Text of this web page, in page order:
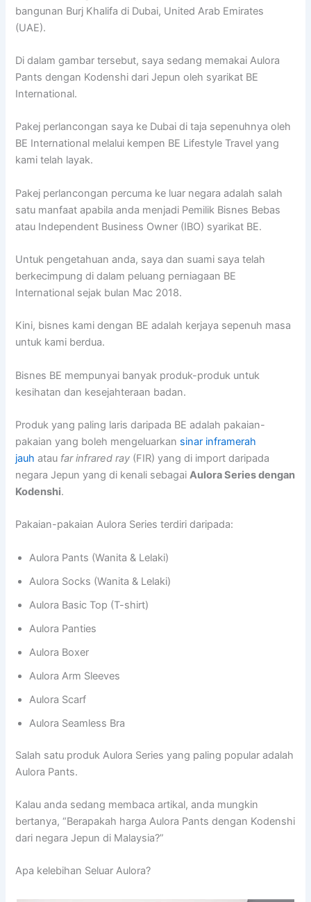
bangunan Burj Khalifa di Dubai, United Arab Emirates
(UAE).
Di dalam gambar tersebut, saya sedang memakai Aulora
Pants dengan Kodenshi dari Jepun oleh syarikat BE
International.
Pakej perlancongan saya ke Dubai di taja sepenuhnya oleh
BE International melalui kempen BE Lifestyle Travel yang
kami telah layak.
Pakej perlancongan percuma ke luar negara adalah salah
satu manfaat apabila anda menjadi Pemilik Bisnes Bebas
atau Independent Business Owner (IBO) syarikat BE.
Untuk pengetahuan anda, saya dan suami saya telah
berkecimpung di dalam peluang perniagaan BE
International sejak bulan Mac 2018.
Kini, bisnes kami dengan BE adalah kerjaya sepenuh masa
untuk kami berdua.
Bisnes BE mempunyai banyak produk-produk untuk
kesihatan dan kesejahteraan badan.
Produk yang paling laris daripada BE adalah pakaian-
pakaian yang boleh mengeluarkan sinar inframerah
jauh atau far infrared ray (FIR) yang di import daripada
negara Jepun yang di kenali sebagaiAulora Series dengan
Kodenshi.
Pakaian-pakaian Aulora Series terdiri daripada:
Aulora Pants (Wanita & Lelaki)
Aulora Socks (Wanita & Lelaki)
Aulora Basic Top (T-shirt)
Aulora Panties
Aulora Boxer
Aulora Arm Sleeves
Aulora Scarf
Aulora Seamless Bra
Salah satu produk Aulora Series yang paling popular adalah
Aulora Pants.
Kalau anda sedang membaca artikal, anda mungkin
bertanya, “Berapakah harga Aulora Pants dengan Kodenshi
dari negara Jepun di Malaysia?”
Apa kelebihan Seluar Aulora?